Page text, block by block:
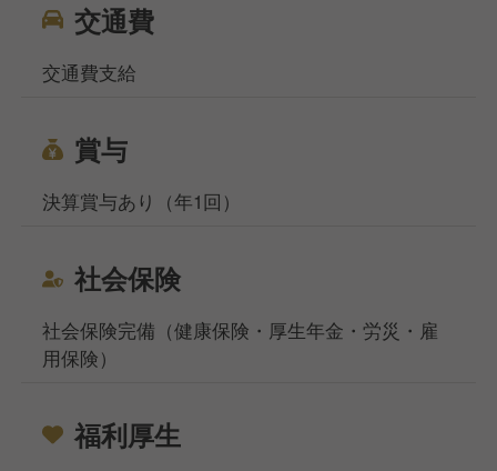
交通費
交通費支給
賞与
決算賞与あり（年1回）
社会保険
社会保険完備（健康保険・厚生年金・労災・雇
用保険）
福利厚生